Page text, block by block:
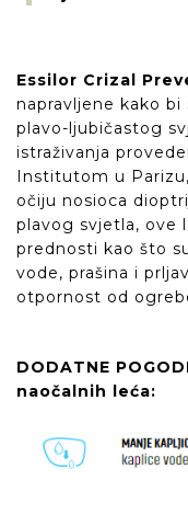
Essilor Crizal
napravljene kako
plavo-ljubičastog
istraživanja
Institutom u
očiju nosioca
plavog svjetla, ove
prednosti kao što
vode, prašina i
otpornost od
DODATNE
naočalnih leća: